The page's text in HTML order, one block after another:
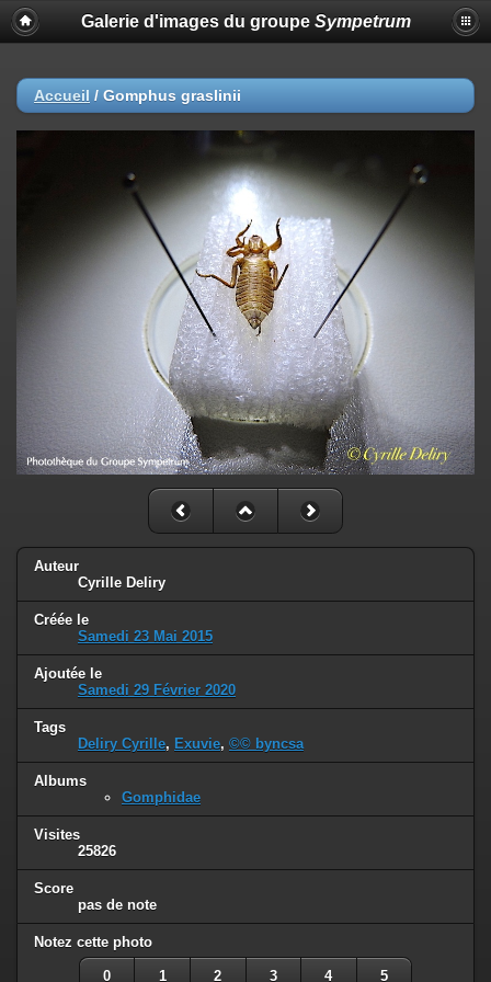
Galerie d'images du groupe Sympetrum
Accueil / Gomphus graslinii
Auteur
Cyrille Deliry
Créée le
Samedi 23 Mai 2015
Ajoutée le
Samedi 29 Février 2020
Tags
Deliry Cyrille, Exuvie, ©© byncsa
Albums
Gomphidae
Visites
25826
Score
pas de note
Notez cette photo
0 1 2 3 4 5